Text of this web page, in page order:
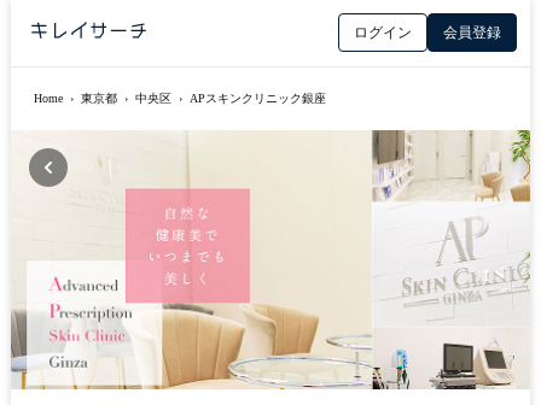
ログイン 会員登録
Home › 東京都 › 中央区 › APスキンクリニック銀座